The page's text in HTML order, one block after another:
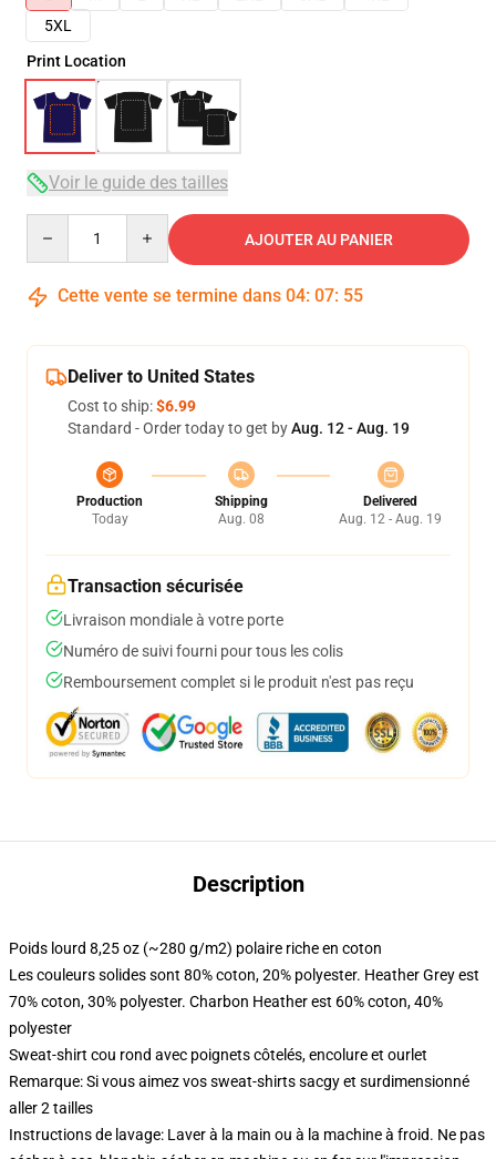
5XL
Print Location
Voir le guide des tailles
AJOUTER AU PANIER
Cette vente se termine dans 04: 07: 54
Deliver to United States
Cost to ship:$6.99
Standard - Order today to get byAug. 12 - Aug. 19
Production
Today
Shipping
Aug. 08
Delivered
Aug. 12 - Aug. 19
Transaction sécurisée
Livraison mondiale à votre porte
Numéro de suivi fourni pour tous les colis
Remboursement complet si le produit n'est pas reçu
Description
Poids lourd 8,25 oz (~280 g/m2) polaire riche en coton
Les couleurs solides sont 80% coton, 20% polyester. Heather Grey est
70% coton, 30% polyester. Charbon Heather est 60% coton, 40%
polyester
Sweat-shirt cou rond avec poignets côtelés, encolure et ourlet
Remarque: Si vous aimez vos sweat-shirts sacgy et surdimensionné
aller 2 tailles
Instructions de lavage: Laver à la main ou à la machine à froid. Ne pas